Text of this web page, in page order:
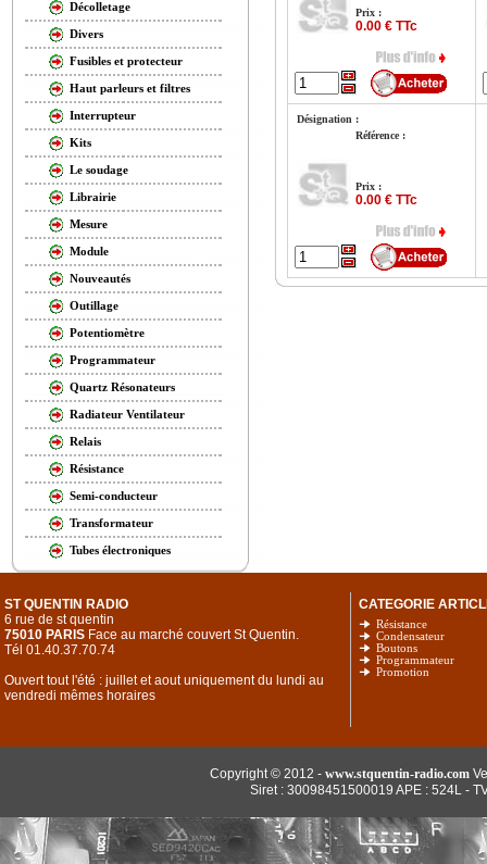
Décolletage
Divers
Fusibles et protecteur
Haut parleurs et filtres
Interrupteur
Kits
Le soudage
Librairie
Mesure
Module
Nouveautés
Outillage
Potentiomètre
Programmateur
Quartz Résonateurs
Radiateur Ventilateur
Relais
Résistance
Semi-conducteur
Transformateur
Tubes électroniques
Prix :
0.00 € TTc
Désignation :
Référence :
Prix :
0.00 € TTc
ST QUENTIN RADIO
6 rue de st quentin
75010 PARIS Face au marché couvert St Quentin.
Tél 01.40.37.70.74
Ouvert tout l'été : juillet et aout uniquement du lundi au
vendredi mêmes horaires
CATEGORIE
Résistance
Condensateur
Boutons
Programmateur
Promotion
Copyright © 2012 - www.stquentin-radio.com
Siret : 30098451500019 APE : 524L -